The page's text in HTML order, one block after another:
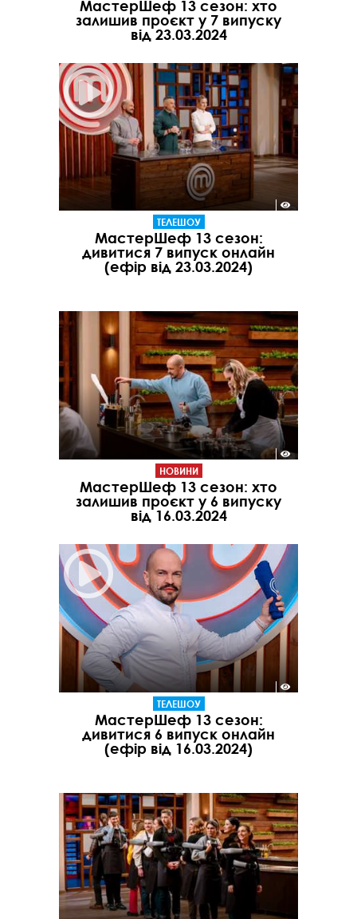
МастерШеф 13 сезон: хто
залишив проєкт у 7 випуску
від 23.03.2024
ТЕЛЕШОУ
МастерШеф 13 сезон:
дивитися 7 випуск онлайн
(ефір від 23.03.2024)
НОВИНИ
МастерШеф 13 сезон: хто
залишив проєкт у 6 випуску
від 16.03.2024
ТЕЛЕШОУ
МастерШеф 13 сезон:
дивитися 6 випуск онлайн
(ефір від 16.03.2024)